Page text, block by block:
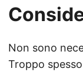
Non sono
Troppo